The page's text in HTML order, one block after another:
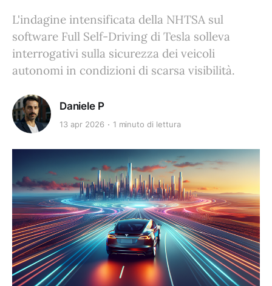
L'indagine intensificata della NHTSA sul
software Full Self-Driving di Tesla solleva
interrogativi sulla sicurezza dei veicoli
autonomi in condizioni di scarsa visibilità.
Daniele P
13 apr 2026 1 minuto di lettura